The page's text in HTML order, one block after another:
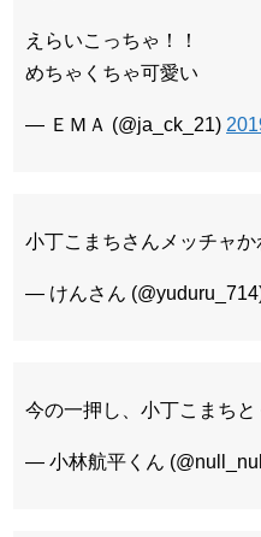
えらいこっちゃ！！
めちゃくちゃ可愛い
— ＥＭＡ (@ja_ck_21)
小丁こまちさんメッチャか
— けんさん
今の一押し、小丁こまちと
— 小林航平くん